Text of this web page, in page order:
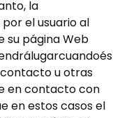
la
el usuario al
su página Web
u otras
en contacto con
en estos casos el